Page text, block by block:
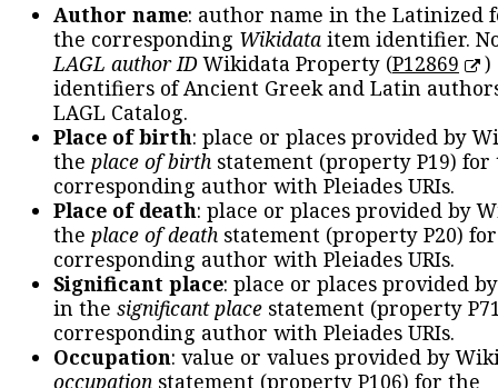
Author name: author name in the Latinized
the corresponding Wikidata item identifier.
LAGL author IDWikidata Property (P12869
)
identifiers of Ancient Greek and Latin
LAGL Catalog.
Place of birth: place or places provided by
the place of birth statement (property P19) for
corresponding author with Pleiades URIs.
Place of death: place or places provided by
the place of death statement (property P20)
corresponding author with Pleiades URIs.
Significant place: place or places provided
in the significant place statement (property
corresponding author with Pleiades URIs.
Occupation: value or values provided by
occupation statement (property P106) for the